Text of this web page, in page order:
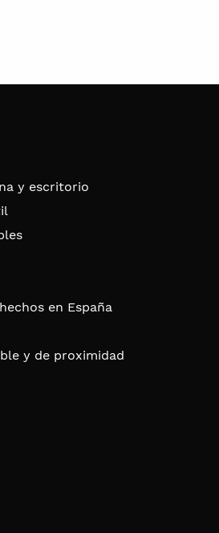
y escritorio
en España
y de proximidad